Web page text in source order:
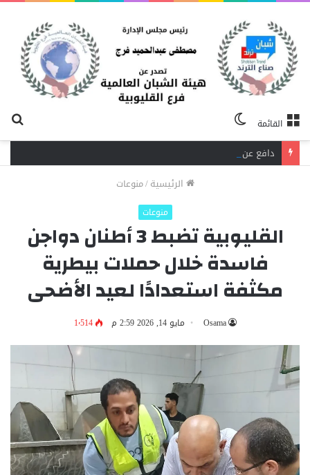
القائمة
المظلم
الرئيسية/منوعات
منوعات
القليوبية تضبط 3 أطنان دواجن
فاسدة خلال حملات بيطرية
مكثفة استعدادًا لعيد الأضحى
Osama مايو 14, 2026 2:59 م 1٬514